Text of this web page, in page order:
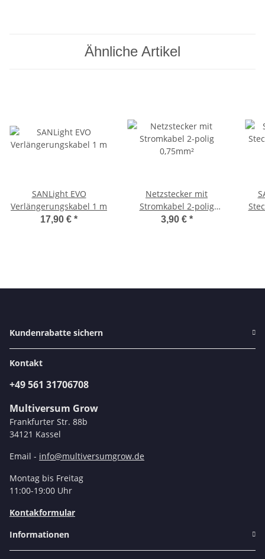
Ähnliche Artikel
SANLight EVO
Verlängerungskabel 1 m
17,90 € *
Netzstecker mit
Stromkabel 2-polig
0,75mm²
3,90 € *
Kundenrabatte sichern
Kontakt
+49 561 31706708
Multiversum Grow
Frankfurter Str. 88b
34121 Kassel
Email - info@multiversumgrow.de
Montag bis Freitag
11:00-19:00 Uhr
Kontakformular
Informationen